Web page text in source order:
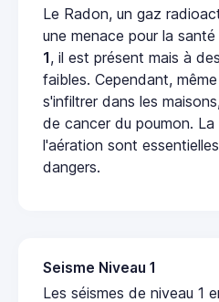
Le Radon, un gaz
une menace pour la santé
1, il est présent mais à
faibles. Cependant,
s'infiltrer dans les
de cancer du poumon. La
l'aération sont
dangers.
Seisme Niveau 1
Les séismes de niveau 1